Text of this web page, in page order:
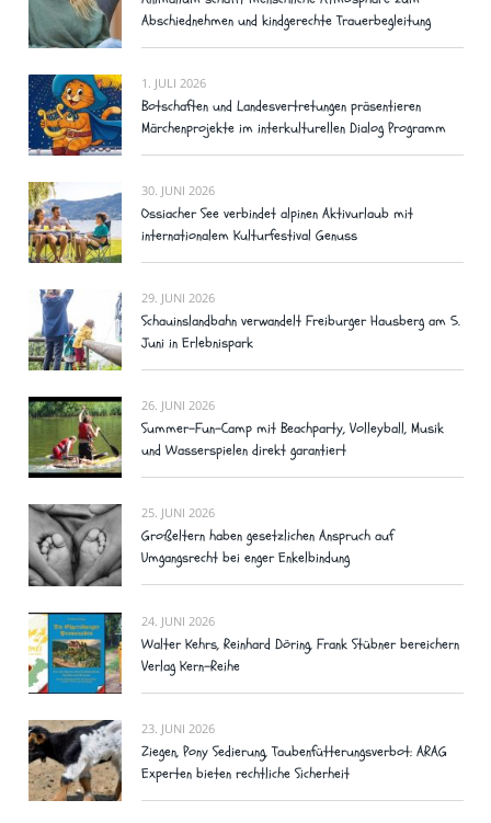
Abschiednehmen und kindgerechte Trauerbegleitung
1. JULI 2026
Botschaften und Landesvertretungen präsentieren
Märchenprojekte im interkulturellen Dialog Programm
30. JUNI 2026
Ossiacher See verbindet alpinen Aktivurlaub mit
internationalem Kulturfestival Genuss
29. JUNI 2026
Schauinslandbahn verwandelt Freiburger Hausberg am 5.
Juni in Erlebnispark
26. JUNI 2026
Summer-Fun-Camp mit Beachparty, Volleyball, Musik
und Wasserspielen direkt garantiert
25. JUNI 2026
Großeltern haben gesetzlichen Anspruch auf
Umgangsrecht bei enger Enkelbindung
24. JUNI 2026
Walter Kehrs, Reinhard Döring, Frank Stübner bereichern
Verlag Kern-Reihe
23. JUNI 2026
Ziegen, Pony Sedierung, Taubenfütterungsverbot: ARAG
Experten bieten rechtliche Sicherheit